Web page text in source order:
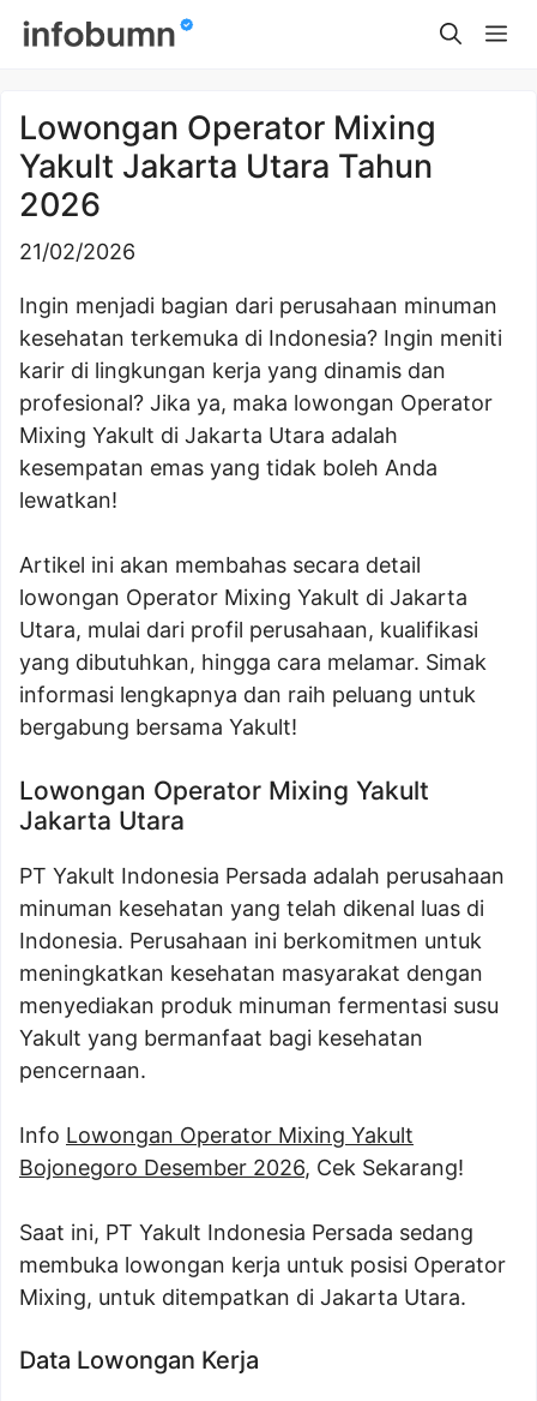
Skip
Lowongan Operator Mixing
Yakult Jakarta Utara Tahun
2026
21/02/2026
Ingin menjadi bagian dari perusahaan minuman
kesehatan terkemuka di Indonesia? Ingin meniti
karir di lingkungan kerja yang dinamis dan
profesional? Jika ya, maka lowongan Operator
Mixing Yakult di Jakarta Utara adalah
kesempatan emas yang tidak boleh Anda
lewatkan!
Artikel ini akan membahas secara detail
lowongan Operator Mixing Yakult di Jakarta
Utara, mulai dari profil perusahaan, kualifikasi
yang dibutuhkan, hingga cara melamar. Simak
informasi lengkapnya dan raih peluang untuk
bergabung bersama Yakult!
Lowongan Operator Mixing Yakult
Jakarta Utara
PT Yakult Indonesia Persada adalah perusahaan
minuman kesehatan yang telah dikenal luas di
Indonesia. Perusahaan ini berkomitmen untuk
meningkatkan kesehatan masyarakat dengan
menyediakan produk minuman fermentasi susu
Yakult yang bermanfaat bagi kesehatan
pencernaan.
Info Lowongan Operator Mixing Yakult
Bojonegoro Desember 2026, Cek Sekarang!
Saat ini, PT Yakult Indonesia Persada sedang
membuka lowongan kerja untuk posisi Operator
Mixing, untuk ditempatkan di Jakarta Utara.
Data Lowongan Kerja